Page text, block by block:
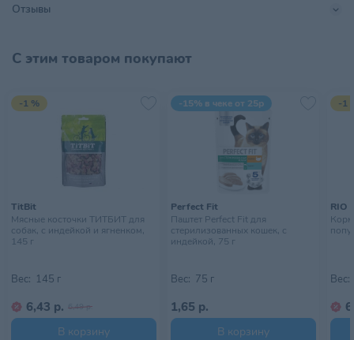
Поставщик ТриолБел
Производитель ООО «НПЦКТ»
Размер питомца Для всех пород
Страна происхождения РОССИЯ
Тип питомца
Тип упаковки Пачка
месте, недоступном для детей
Отзывы
С этим товаром покупают
-1 %
TitBit
Мясные косточки ТИТБИТ для
собак, с индейкой и ягненком,
145 г
Вес: 145 г
6,43 р. 6,49 р.
В корзину
-15% в чеке от 25р
Perfect Fit
Паштет Perfect Fit для
стерилизованных кошек, с
индейкой, 75 г
Вес: 75 г
1,65 р.
В корзину
-1
RIO
Вес: